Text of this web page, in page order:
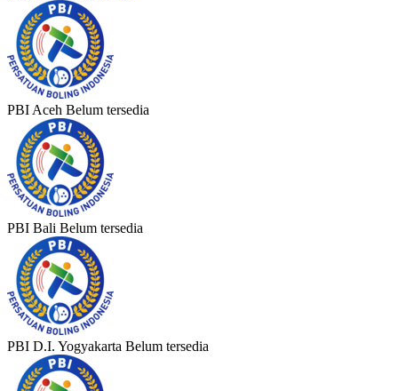
PBI Aceh Belum tersedia
PBI Bali Belum tersedia
PBI D.I. Yogyakarta Belum tersedia